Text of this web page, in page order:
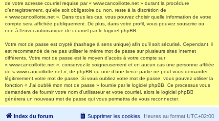
de votre adresse courriel requise par « www.cancoillotte.net » durant la procédure
d’enregistrement, qu’elle soit obligatoire ou non, reste à la discrétion de
« www.cancoillotte.net ». Dans tous les cas, vous pouvez choisir quelle information de votre
compte sera affichée publiquement. De plus, dans votre profil, vous pouvez souscrire ou
non à l’envoi automatique de courriel par le logiciel phpBB.
Votre mot de passe est crypté (hashage à sens unique) afin qu’il soit sécurisé. Cependant, il
est recommandé de ne pas utiliser le même mot de passe sur plusieurs sites Internet
différents. Votre mot de passe est le moyen d’accès à votre compte sur
« www.cancoillotte.net », conservez-le soigneusement et en aucun cas une personne affiliée
de « www.cancoillotte.net », de phpBB ou une d’une tierce partie ne peut vous demander
légitimement votre mot de passe. Si vous oubliez votre mot de passe, vous pouvez utiliser la
fonction « J’ai oublié mon mot de passe » fournie par le logiciel phpBB. Ce processus vous
demandera de fournir votre nom d’utilisateur et votre courriel, alors le logiciel phpBB
générera un nouveau mot de passe qui vous permettra de vous reconnecter.
Index du forum Heures au format UTC+02:00
Supprimer les cookies